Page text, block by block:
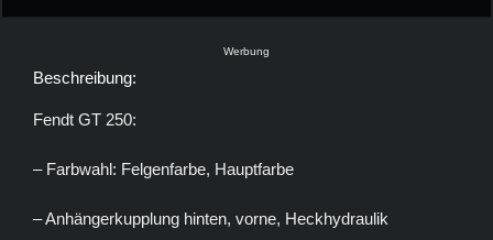
Werbung
Beschreibung:
Fendt GT 250:
– Farbwahl: Felgenfarbe, Hauptfarbe
– Anhängerkupplung hinten, vorne, Heckhydraulik